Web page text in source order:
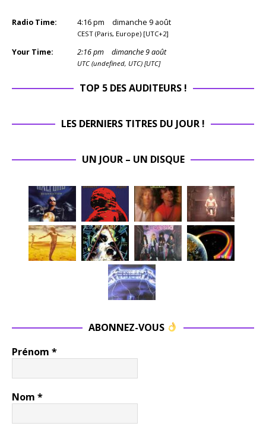
Radio Time: 4:16pm dimanche 9 août
CEST (Paris, Europe) [UTC+2]
Your Time: 2:16pm dimanche 9 août
UTC (undefined, UTC) [UTC]
TOP 5 DES AUDITEURS !
LES DERNIERS TITRES DU JOUR !
UN JOUR – UN DISQUE
ABONNEZ-VOUS
Prénom *
Nom *